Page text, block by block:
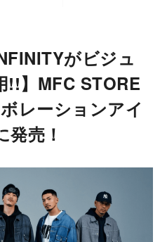
がビジュ
!!】MFC STORE
レーションアイ
売！